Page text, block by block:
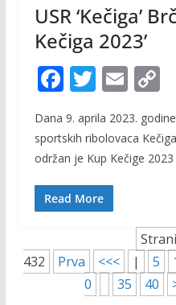
USR ‘Kečiga’
Kečiga 2023’
F
e
b
o
o
T
w
itt
er
E
ai
l
C
o
p
y
k
Dana 9. aprila 2023.
sportskih ribolovaca
održan je Kup Kečige 2023
Read More
432
Prva <<< | 5
0
35 40